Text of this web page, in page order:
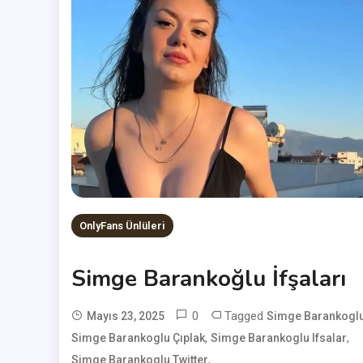
OnlyFans Ünlüleri
Simge Barankoğlu İfşaları
Mayıs 23, 2025
User
0 Tagged Simge
Simge Barankoglu Çıplak, Simge Barankoglu Ifsalar,
Simge Barankoglu Twitter,